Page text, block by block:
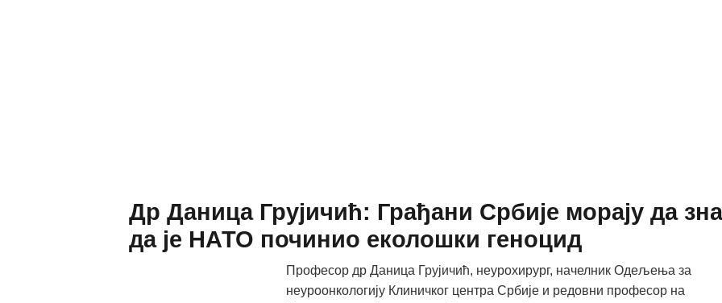
Др Даница Грујичић: Грађани Србије морају да
да је НАТО починио еколошки геноцид
Професор др Даница Грујичић, неурохирург, начелник Одељења за
неуроонкологију Клиничког центра Србије и редовни професор на